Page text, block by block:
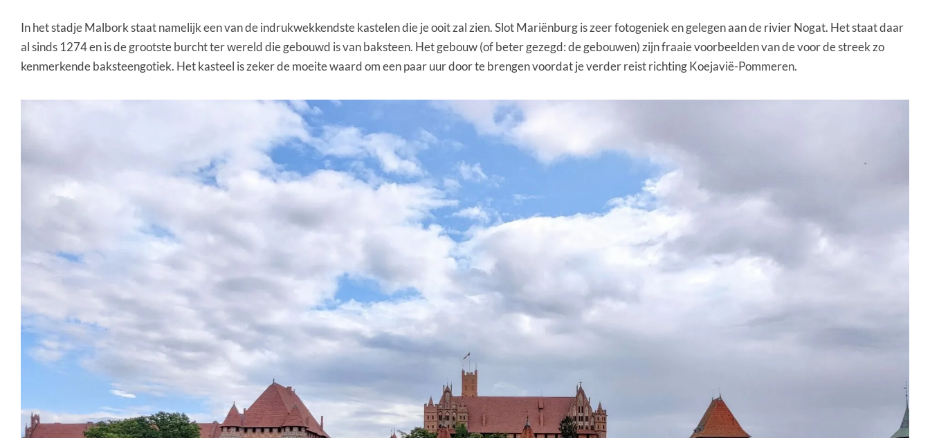
In het stadje Malbork staat namelijk een van de indrukwekkendste kastelen die je ooit zal zien. Slot Mariënburg is zeer fotogeniek en gelegen aan de rivier Nogat. Het staat daar
al sinds 1274 en is de grootste burcht ter wereld die gebouwd is van baksteen. Het gebouw (of beter gezegd: de gebouwen) zijn fraaie voorbeelden van de voor de streek zo
kenmerkende baksteengotiek. Het kasteel is zeker de moeite waard om een paar uur door te brengen voordat je verder reist richting Koejavië-Pommeren.